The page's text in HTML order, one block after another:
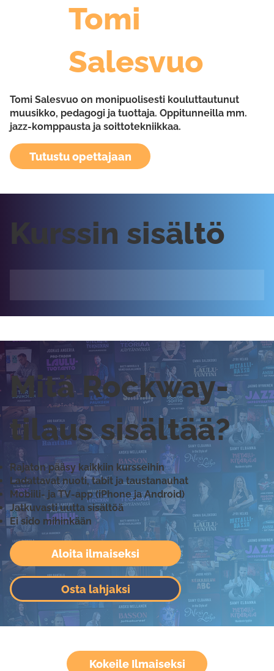
Tomi
Salesvuo
Tomi Salesvuo on monipuolisesti kouluttautunut
muusikko, pedagogi ja tuottaja. Oppitunneilla mm.
jazz-komppausta ja soittotekniikkaa.
Tutustu opettajaan
Kurssin sisältö
Aloita ilmaiseksi
Osta lahjaksi
Mitä Rockway-
tilaus sisältää?
Rajaton pääsy kaikkiin kursseihin
Ladattavat nuoti, tabit ja taustanauhat
Mobiili- ja TV-app (iPhone ja Android)
Jatkuvasti uutta sisältöä
Ei sido mihinkään
Kokeile Ilmaiseksi